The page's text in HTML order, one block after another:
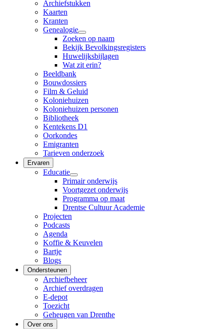
Archiefstukken
Kaarten
Kranten
Genealogie
Zoeken op naam
Bekijk Bevolkingsregisters
Huwelijksbijlagen
Wat zit erin?
Beeldbank
Bouwdossiers
Film & Geluid
Koloniehuizen
Koloniehuizen personen
Bibliotheek
Kentekens D1
Oorkondes
Emigranten
Tarieven onderzoek
Ervaren
Educatie
Primair onderwijs
Voortgezet onderwijs
Programma op maat
Drentse Cultuur Academie
Projecten
Podcasts
Agenda
Koffie & Keuvelen
Bartje
Blogs
Ondersteunen
Archiefbeheer
Archief overdragen
E-depot
Toezicht
Geheugen van Drenthe
Over ons